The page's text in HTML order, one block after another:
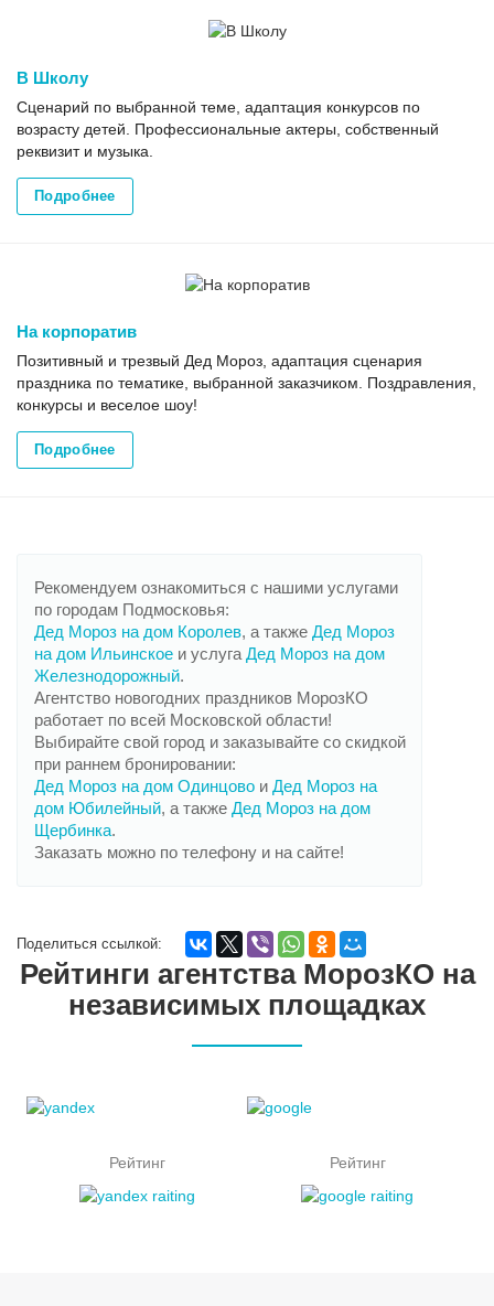
В Школу
Сценарий по выбранной теме, адаптация конкурсов по
возрасту детей. Профессиональные актеры, собственный
реквизит и музыка.
Подробнее
На корпоратив
Позитивный и трезвый Дед Мороз, адаптация сценария
праздника по тематике, выбранной заказчиком. Поздравления,
конкурсы и веселое шоу!
Подробнее
Рекомендуем ознакомиться с нашими услугами
по городам Подмосковья:
Дед Мороз на дом Королев, а также Дед Мороз
на дом Ильинское и услугаДед Мороз на дом
Железнодорожный.
Агентство новогодних праздников МорозКО
работает по всей Московской области!
Выбирайте свой город и заказывайте со скидкой
при раннем бронировании:
Дед Мороз на дом Одинцово и Дед Мороз на
дом Юбилейный, а также Дед Мороз на дом
Щербинка.
Заказать можно по телефону и на сайте!
Поделиться ссылкой:
Рейтинги агентства МорозКО на
независимых площадках
Рейтинг Рейтинг